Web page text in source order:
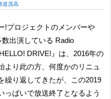
道茂高
出演している Radio
DRIVE!』は、2016年の
より此の方、何度かのリニュ
繰り返してきたが、この2019
っぱいで放送終了となるよう